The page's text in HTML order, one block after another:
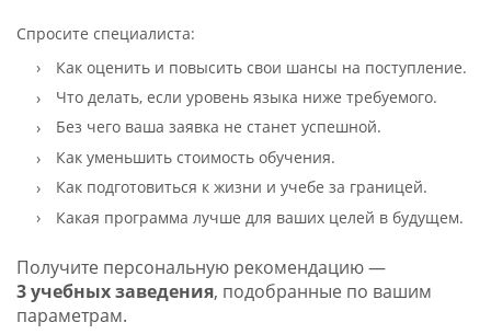
Спросите специалиста:
Как оценить и повысить свои шансы на поступление.
Что делать, если уровень языка ниже требуемого.
Без чего ваша заявка не станет успешной.
Как уменьшить стоимость обучения.
Как подготовиться к жизни и учебе за границей.
Какая программа лучше для ваших целей в будущем.
Получите персональную рекомендацию —
3 учебных заведения, подобранные по вашим
параметрам.